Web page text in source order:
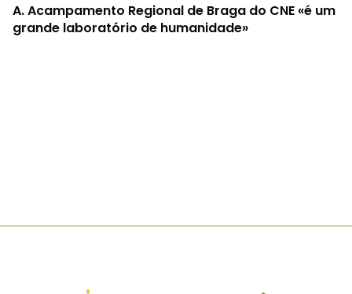
A.Acampamento Regional de Braga do CNE «é um
grande laboratório de humanidade»